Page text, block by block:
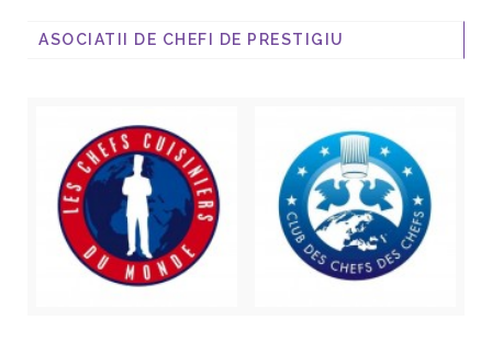
ASOCIATII DE CHEFI DE PRESTIGIU